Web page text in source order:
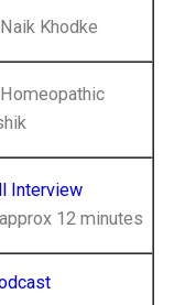
Khodke
Homeopathic
Interview
12 minutes